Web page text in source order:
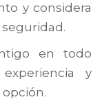
y considera
en todo
y